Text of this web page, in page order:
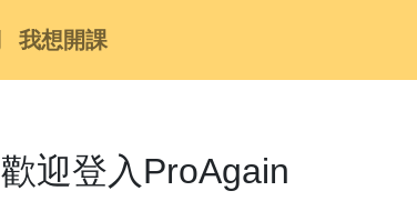
我想開課
歡迎登入ProAgain